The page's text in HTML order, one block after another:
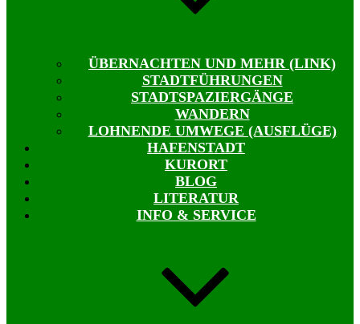
ÜBERNACHTEN UND MEHR (LINK)
STADTFÜHRUNGEN
STADTSPAZIERGÄNGE
WANDERN
LOHNENDE UMWEGE (AUSFLÜGE)
HAFENSTADT
KURORT
BLOG
LITERATUR
INFO & SERVICE